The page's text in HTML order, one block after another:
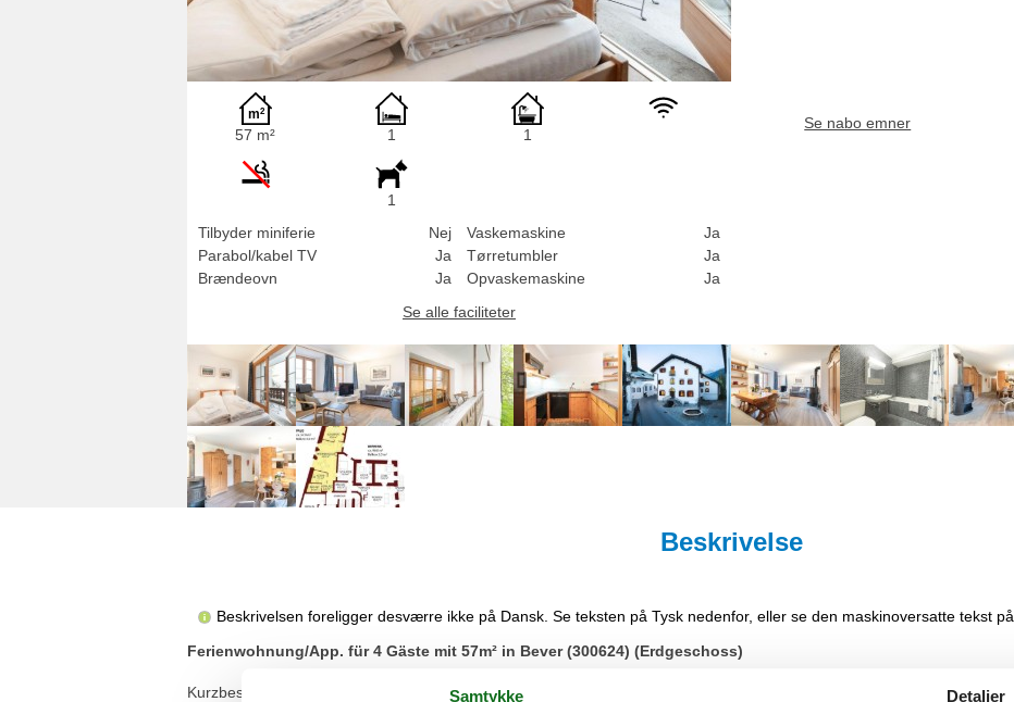
57 m² 1 1
1
Tilbyder miniferie
Nej
Parabol/kabel TV
Ja
Brændeovn
Ja
Vaskemaskine
Ja
Tørretumbler
Ja
Opvaskemaskine
Ja
Se alle faciliteter
Se nabo emner
Beskrivelse
Beskrivelsen foreligger desværre ikke på Dansk. Se teksten på Tysk nedenfor, eller se den maskinoversatte tekst på
Ferienwohnung/App. für 4 Gäste mit 57m² in Bever (300624) (Erdgeschoss)
Kurzbeschreibung:
Samtykke Detaljer